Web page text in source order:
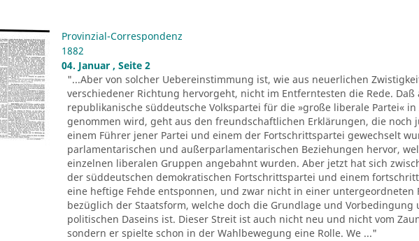
Provinzial-Correspondenz
1882
04. Januar , Seite 2
"...Aber von solcher Uebereinstimmung ist, wie aus neuerlichen
verschiedener Richtung hervorgeht, nicht im Entferntesten die Rede. Daß
republikanische süddeutsche Volkspartei für die »große liberale Partei« in
genommen wird, geht aus den freundschaftlichen Erklärungen, die noch
einem Führer jener Partei und einem der Fortschrittspartei gewechselt
parlamentarischen und außerparlamentarischen Beziehungen hervor,
einzelnen liberalen Gruppen angebahnt wurden. Aber jetzt hat sich
der süddeutschen demokratischen Fortschrittspartei und einem
eine heftige Fehde entsponnen, und zwar nicht in einer untergeordneten
bezüglich der Staatsform, welche doch die Grundlage und Vorbedingung
politischen Daseins ist. Dieser Streit ist auch nicht neu und nicht vom
sondern er spielte schon in der Wahlbewegung eine Rolle. We ..."